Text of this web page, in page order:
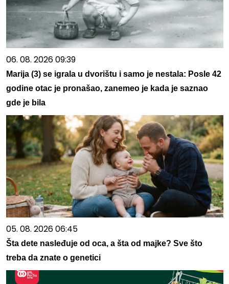
06. 08. 2026 09:39
Marija (3) se igrala u dvorištu i samo je nestala: Posle 42
godine otac je pronašao, zanemeo je kada je saznao
gde je bila
05. 08. 2026 06:45
Šta dete nasleđuje od oca, a šta od majke? Sve što
treba da znate o genetici